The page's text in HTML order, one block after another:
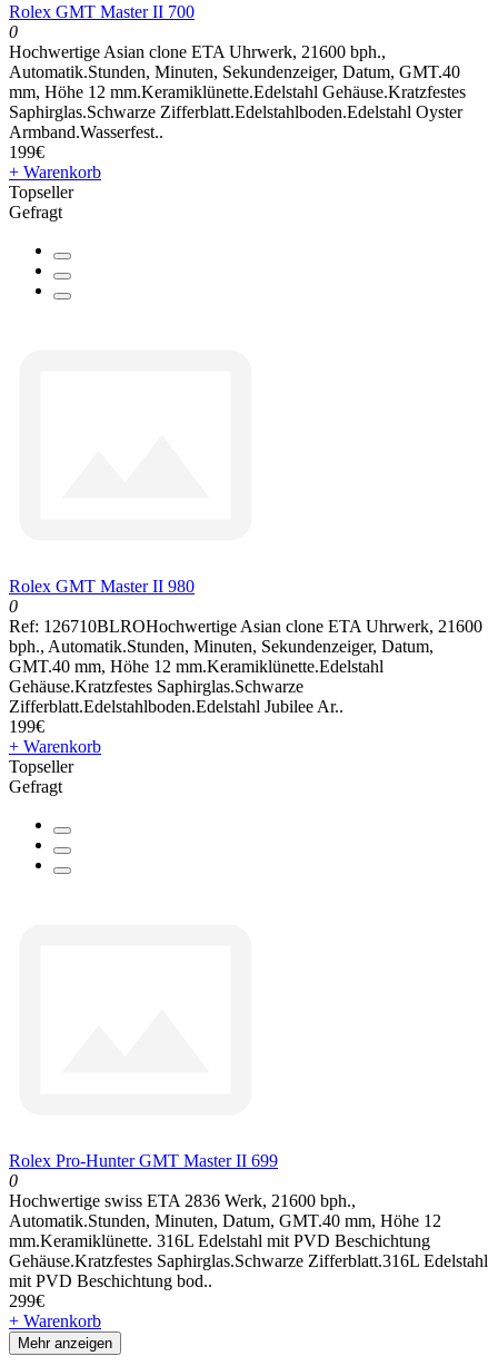
Rolex GMT Master II 700
0
Hochwertige Asian clone ETA Uhrwerk, 21600 bph.,
Automatik.Stunden, Minuten, Sekundenzeiger, Datum, GMT.40
mm, Höhe 12 mm.Keramiklünette.Edelstahl Gehäuse.Kratzfestes
Saphirglas.Schwarze Zifferblatt.Edelstahlboden.Edelstahl Oyster
Armband.Wasserfest..
199€
+ Warenkorb
Topseller
Gefragt
Rolex GMT Master II 980
0
Ref: 126710BLROHochwertige Asian clone ETA Uhrwerk, 21600
bph., Automatik.Stunden, Minuten, Sekundenzeiger, Datum,
GMT.40 mm, Höhe 12 mm.Keramiklünette.Edelstahl
Gehäuse.Kratzfestes Saphirglas.Schwarze
Zifferblatt.Edelstahlboden.Edelstahl Jubilee Ar..
199€
+ Warenkorb
Topseller
Gefragt
Rolex Pro-Hunter GMT Master II 699
0
Hochwertige swiss ETA 2836 Werk, 21600 bph.,
Automatik.Stunden, Minuten, Datum, GMT.40 mm, Höhe 12
mm.Keramiklünette. 316L Edelstahl mit PVD Beschichtung
Gehäuse.Kratzfestes Saphirglas.Schwarze Zifferblatt.316L Edelstahl
mit PVD Beschichtung bod..
299€
+ Warenkorb
Mehr anzeigen